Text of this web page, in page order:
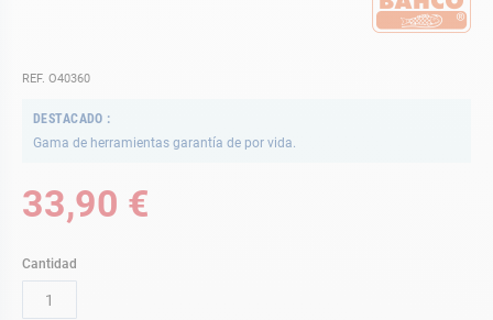
REF. O40360
DESTACADO
Gama de herramientas garantía de por vida.
33,90 €
Cantidad